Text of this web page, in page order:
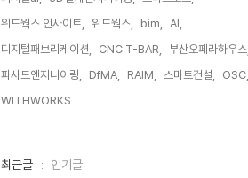
위드웍스 인사이트,
위드웍스, bim,
AI,
디지털패브리케이션,
CNC T-BAR,
부산오페라하우스,
파사드엔지니어링,
DfMA, RAIM, 스마트건설,
OSC,
WITHWORKS,
최
최근글 인기글